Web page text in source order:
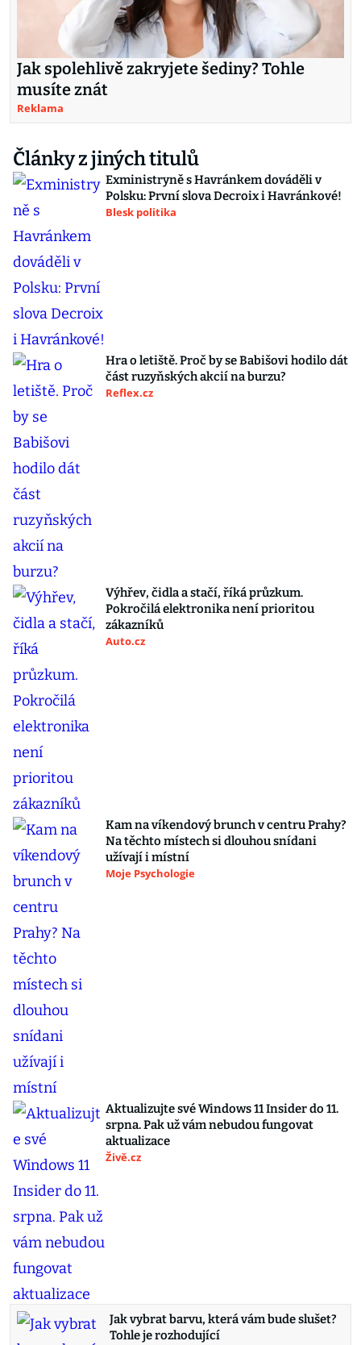
Jak spolehlivě zakryjete šediny? Tohle
musíte znát
Reklama
Články z jiných titulů
Exministryně s Havránkem dováděli v
Polsku: První slova Decroix i Havránkové!
Blesk politika
Hra o letiště. Proč by se Babišovi hodilo dát
část ruzyňských akcií na burzu?
Reflex.cz
Výhřev, čidla a stačí, říká průzkum.
Pokročilá elektronika není prioritou
zákazníků
Auto.cz
Kam na víkendový brunch v centru Prahy?
Na těchto místech si dlouhou snídani
užívají i místní
Moje Psychologie
Aktualizujte své Windows 11 Insider do 11.
srpna. Pak už vám nebudou fungovat
aktualizace
Živě.cz
Jak vybrat barvu, která vám bude slušet?
Tohle je rozhodující